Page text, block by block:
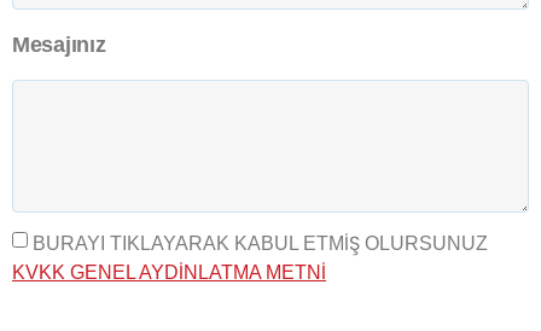
Mesajınız
BURAYI TIKLAYARAK KABUL ETMIŞ OLURSUNUZ
KVKK GENEL AYDINLATMA METNI